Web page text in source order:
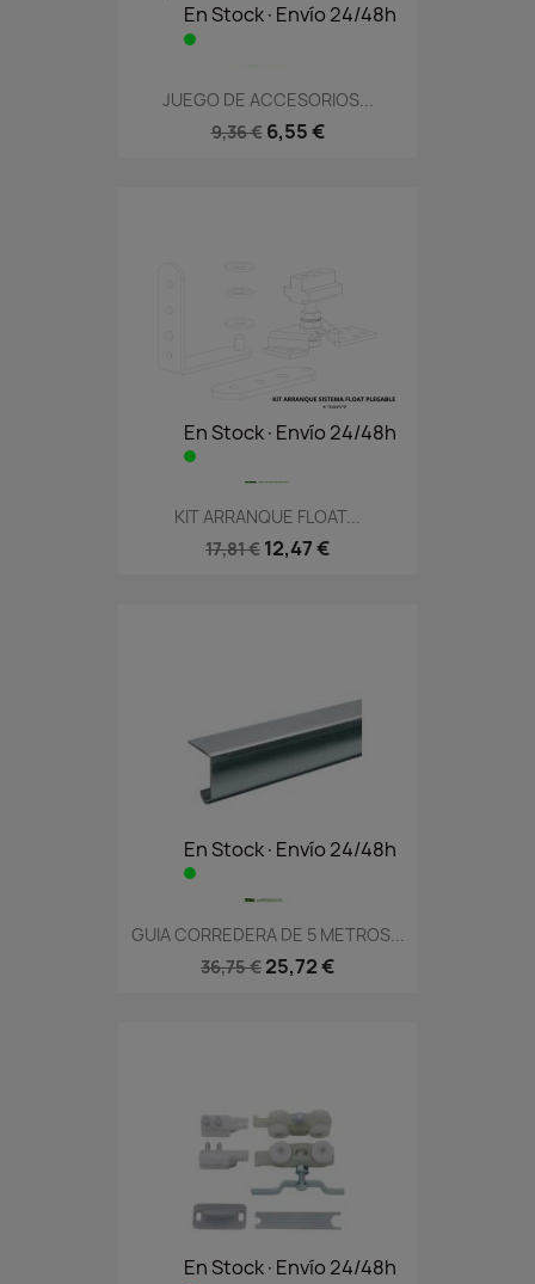
En Stock·Envío 24/48h
JUEGO DE ACCESORIOS...
9,36 € 6,55 €
En Stock·Envío 24/48h
KIT ARRANQUE FLOAT...
17,81 € 12,47 €
En Stock·Envío 24/48h
GUIA CORREDERA DE 5 METROS...
36,75 € 25,72 €
En Stock·Envío 24/48h